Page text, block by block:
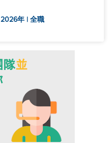
年 | 全職